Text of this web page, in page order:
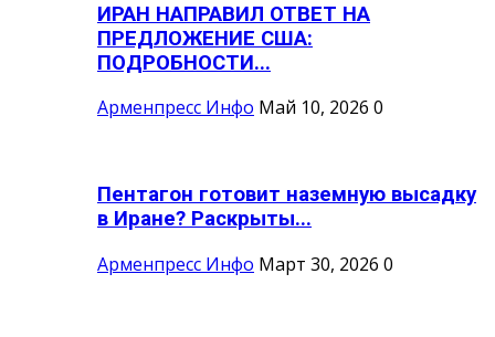
ИРАН НАПРАВИЛ ОТВЕТ НА
ПРЕДЛОЖЕНИЕ США:
ПОДРОБНОСТИ...
Арменпресс Инфо Май 10, 2026 0
Пентагон готовит наземную высадку
в Иране? Раскрыты...
Арменпресс Инфо Март 30, 2026 0